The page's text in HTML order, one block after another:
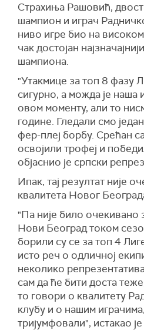
Страхиња Рашовић,
шампион и играч
ниво игре био на
чак достојан
шампиона.
"Утакмице за топ 8 фазу
сигурно, а можда је наша
овом моменту, али то
године. Гледали смо
фер-плеј борбу. Срећан
освојили трофеј и
објаснио је српски
Ипак, тај резултат није
квалитета Новог
"Па није било очекивано
Нови Београд током
борили су се за топ 4
исто реч о одличној
неколико
сам да ће бити доста
то говори о квалитету
клубу и о нашим
тријумфовали", истакао